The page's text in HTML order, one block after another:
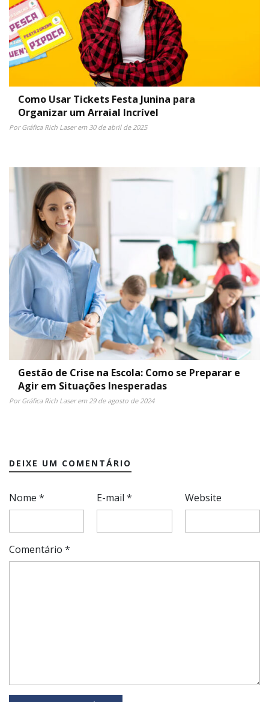
Como Usar Tickets Festa Junina para
Organizar um Arraial Incrível
Por Gráfica Rich Laser em 30 de abril de 2025
Gestão de Crise na Escola: Como se Preparar e
Agir em Situações Inesperadas
Por Gráfica Rich Laser em 29 de agosto de 2024
DEIXE UM COMENTÁRIO
Nome * E-mail* Website
Comentário *